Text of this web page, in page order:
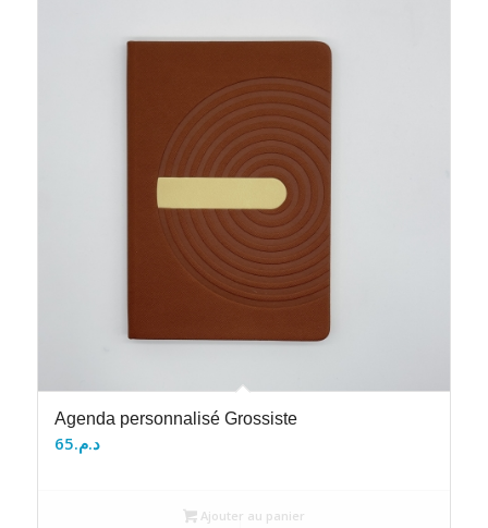
Agenda personnalisé Grossiste
د.م.65
Ajouter au panier